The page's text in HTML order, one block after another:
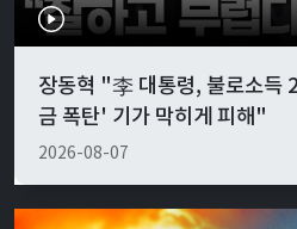
장동혁 "李 대통령, 불로소
금 폭탄' 기가 막히게 피해"
2026-08-07